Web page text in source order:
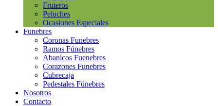
Fruteros
Peluches
Ocasiones Especiales
Funebres
Coronas Funebres
Ramos Fúnebres
Abanicos Fuenebres
Corazones Funebres
Cubrecaja
Pedestales Fúnebres
Nosotros
Contacto